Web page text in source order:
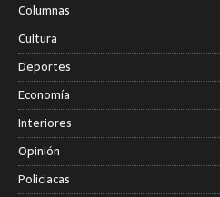
Columnas
Cultura
Deportes
Economía
Interiores
Opinión
Policiacas